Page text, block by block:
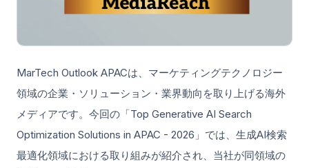
MarTech Outlook APACは、マーケティングテクノロジー
領域の企業・ソリューション・業界動向を取り上げる海外
メディアです。今回の「Top Generative AI Search
Optimization Solutions in APAC - 2026」では、生成AI検索
最適化領域における取り組みが紹介され、当社が同領域の